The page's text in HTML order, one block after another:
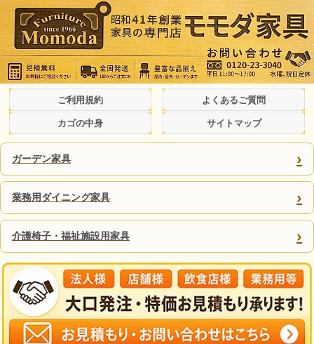
ご利用規約 よくあるご質問
カゴの中身 サイトマップ
ガーデン家具 ›
業務用ダイニング家具 ›
介護椅子・福祉施設用家具 ›